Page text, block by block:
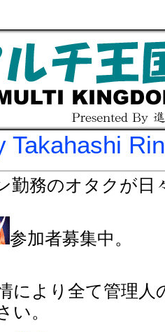
Takahashi
勤務のオタクが日
参加者募集中。
により全て管理人
い。